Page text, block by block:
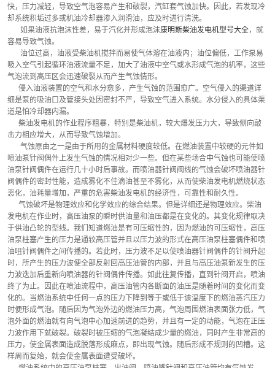
快，压力减轻，导致空气泡容易产生和破裂，汽缸套气蚀加快。因此，若发现冷
却系统积垢过多或机油冷却器渗入润滑油，应及时进行清洗。
如果油液抗泡沫性差，易于汽化并形成泡沫康明斯柴油发电机型号大全，就
容易导致气蚀。
油位过高，油液受柴油机搅拌而易使气体溶在油液内；油位偏低，工作泵易
吸入空气引起循环油液流量不足，加大了油液中空气或水形成气泡的机率，这些
气泡流到高压区会迅速破裂从而产生气蚀情形。
侵入油液装置的空气和水分愈多，产生气蚀的范围愈广。空气侵入的渠道详
细是泵的吸油口及管接头处因密封不严，导致空气进入系统。水分侵入的具体渠
道是怕冷却器内漏。
柴油发电机的作业程序粗暴，特别是柴油机，较大爆发压力大，导致侧向敲
击力相应增大，从而导致气蚀增加。
气蚀原由之一是由于所用的金属材料硬度较低。在燃油装置中较硬的元件如
喷油泵针阀偶件上发生气蚀的情况相对少一些。但在某些场合中气蚀也可能使喷
油泵针阀偶件在运行几十小时后事故。而喷油器针阀阀线的气蚀会破坏喷油器针
阀偶件的密封性能，造成雾化不佳滴油甚至不雾化，从而使柴油发电机燃烧状态
恶化，油耗量增加，严重的危害柴油发电机的经济性，可靠性和耐久性。
气蚀破坏是物理效应和化学效应的综合结果。但是详细还是物理效应。柴油
发电机在作业时，高压油泵的瞬时供油量和油压都是在变化的。其变化规律取决
于供油凸轮的型线。我们知道燃油是有可压缩性的，因为燃油的可压缩性，高压
油泵柱塞产生的压力是通较高压管并且以压力波的形式在高压油泵柱塞偶件和喷
油咀针阀偶件之间传播的。若此时，压力波不足以使喷油器针阀偶件的针阀升起
时，所产生的压力波便全部反射回高压油管的内部，并且与高压油泵新发生的压
力波迭加后重新向喷油器的针阀偶件传播。如此往复传播，直到针阀开启，喷油
终了为止。因此在喷油流程中，高压油管内各断面的油压是随着时间的变化而变
化的。当燃油系统中任何一点的压力下降到等于或低于该温度下的燃油蒸汽压力
时便形成气泡。随后因为气泡外边的燃油压力高，气泡周围燃油表面张力低，气
泡外面的燃油就有向气泡中心加速前进的趋势，并且有一定的动能，气泡在正压
力波作用下就破裂。破裂时被压缩的气泡凝结成少量的燃油，同时产生非常高的
压力，使金属表面造成脱落形成麻点，即出现气蚀。随后形成不规则的凹槽。这
样周而复始，就会使金属表面遭受破坏。